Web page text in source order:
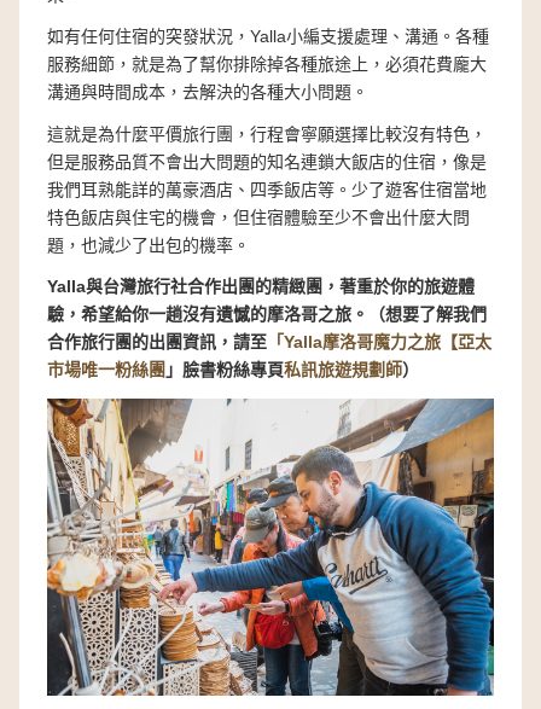
如有任何住宿的突發狀況，Yalla小編支援處理、溝通。各種
服務細節，就是為了幫你排除掉各種旅途上，必須花費龐大
溝通與時間成本，去解決的各種大小問題。
這就是為什麼平價旅行團，行程會寧願選擇比較沒有特色，
但是服務品質不會出大問題的知名連鎖大飯店的住宿，像是
我們耳熟能詳的萬豪酒店、四季飯店等。少了遊客住宿當地
特色飯店與住宅的機會，但住宿體驗至少不會出什麼大問
題，也減少了出包的機率。
Yalla與台灣旅行社合作出團的精緻團，著重於你的旅遊體
驗，希望給你一趟沒有遺憾的摩洛哥之旅。（想要了解我們
合作旅行團的出團資訊，請至 「Yalla摩洛哥魔力之旅【亞太
市場唯一粉絲團 」 臉書粉絲專頁私訊旅遊規劃師）